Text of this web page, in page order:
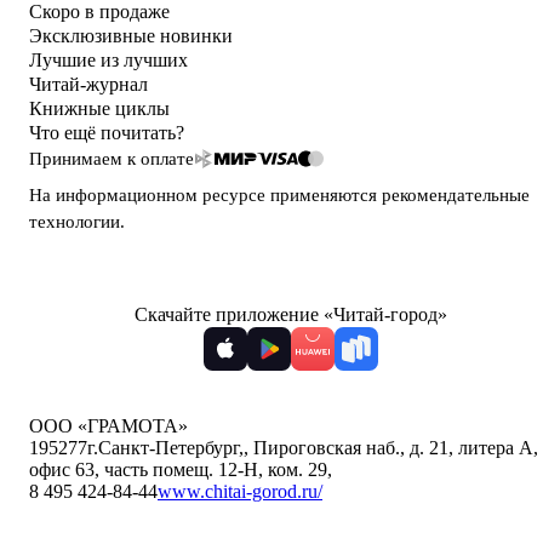
Скоро в продаже
Эксклюзивные новинки
Лучшие из лучших
Читай-журнал
Книжные циклы
Что ещё почитать?
Принимаем к оплате
На информационном ресурсе применяются рекомендательные
технологии.
Скачайте приложение «Читай-город»
ООО «ГРАМОТА»
195277г.Санкт-Петербург,, Пироговская наб., д. 21, литера А,
офис 63, часть помещ. 12-Н, ком. 29,
8 495 424-84-44www.chitai-gorod.ru/